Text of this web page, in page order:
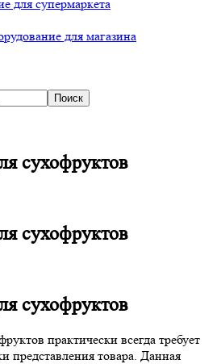
для супермаркета
для магазина
Поиск
сухофруктов
сухофруктов
сухофруктов
практически всегда требует
представления товара. Данная